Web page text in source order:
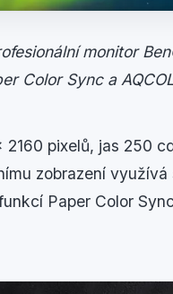
monitor
Color Sync a
pixelů, jas 250
zobrazení
Paper Color